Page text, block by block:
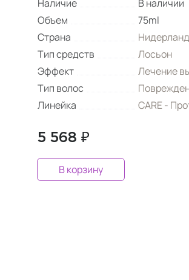
Наличие
В наличии
Объем
75ml
Страна
Тип средств
Лосьон
Эффект
Лечение
Тип волос
Линейка
CARE -
5 568 ₽
В корзину